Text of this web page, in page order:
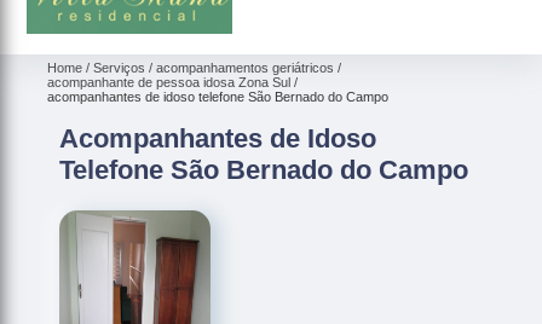
Home Serviços
acompanhamentos geriátricos
acompanhante de pessoa idosa Zona Sul
acompanhantes de idoso telefone São Bernado do Campo
Acompanhantes de Idoso
Telefone São Bernado do Campo